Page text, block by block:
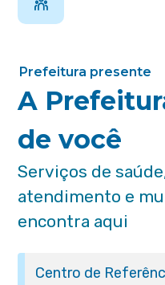
Prefeitura presente
A
de você
Serviços de
atendimento e
encontra aqui
Centro de